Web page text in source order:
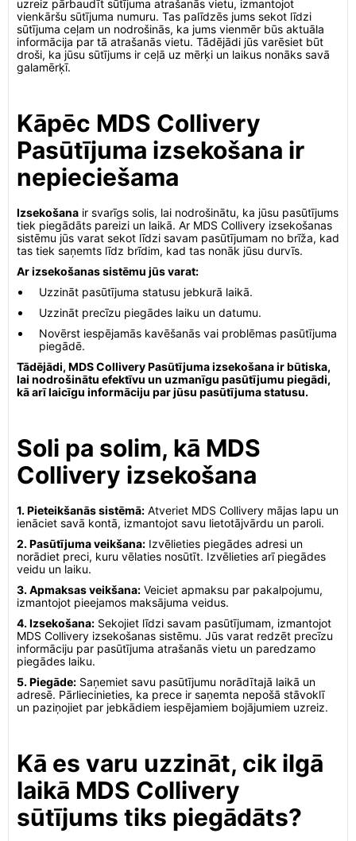
uzreiz pārbaudīt sūtījuma atrašanās vietu, izmantojot
vienkāršu sūtījuma numuru. Tas palīdzēs jums sekot līdzi
sūtījuma ceļam un nodrošinās, ka jums vienmēr būs aktuāla
informācija par tā atrašanās vietu. Tādējādi jūs varēsiet būt
droši, ka jūsu sūtījums ir ceļā uz mērķi un laikus nonāks savā
galamērķī.
Kāpēc MDS Collivery
Pasūtījuma izsekošana ir
nepieciešama
Izsekošana ir svarīgs solis, lai nodrošinātu, ka jūsu pasūtījums
tiek piegādāts pareizi un laikā. Ar MDS Collivery izsekošanas
sistēmu jūs varat sekot līdzi savam pasūtījumam no brīža, kad
tas tiek saņemts līdz brīdim, kad tas nonāk jūsu durvīs.
Ar izsekošanas sistēmu jūs varat:
Uzzināt pasūtījuma statusu jebkurā laikā.
Uzzināt precīzu piegādes laiku un datumu.
Novērst iespējamās kavēšanās vai problēmas pasūtījuma
piegādē.
Tādējādi, MDS Collivery Pasūtījuma izsekošana ir būtiska,
lai nodrošinātu efektīvu un uzmanīgu pasūtījumu piegādi,
kā arī laicīgu informāciju par jūsu pasūtījuma statusu.
Soli pa solim, kā MDS
Collivery izsekošana
1. Pieteikšanās sistēmā: Atveriet MDS Collivery mājas lapu un
ienāciet savā kontā, izmantojot savu lietotājvārdu un paroli.
2. Pasūtījuma veikšana: Izvēlieties piegādes adresi un
norādiet preci, kuru vēlaties nosūtīt. Izvēlieties arī piegādes
veidu un laiku.
3. Apmaksas veikšana: Veiciet apmaksu par pakalpojumu,
izmantojot pieejamos maksājuma veidus.
4. Izsekošana: Sekojiet līdzi savam pasūtījumam, izmantojot
MDS Collivery izsekošanas sistēmu. Jūs varat redzēt precīzu
informāciju par pasūtījuma atrašanās vietu un paredzamo
piegādes laiku.
5. Piegāde: Saņemiet savu pasūtījumu norādītajā laikā un
adresē. Pārliecinieties, ka prece ir saņemta nepošā stāvoklī
un paziņojiet par jebkādiem iespējamiem bojājumiem uzreiz.
Kā es varu uzzināt, cik ilgā
laikā MDS Collivery
sūtījums tiks piegādāts?